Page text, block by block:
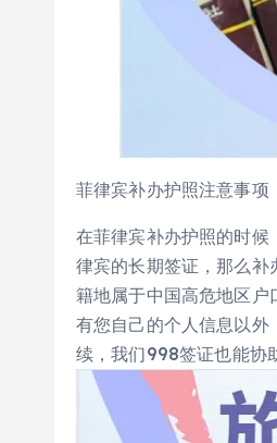
菲律宾补办护照注意事项
在菲律宾补办护照的时
律宾的长期签证，那么
籍地属于中国高危地区户
有您自己的个人信息以
续，我们998签证也能协